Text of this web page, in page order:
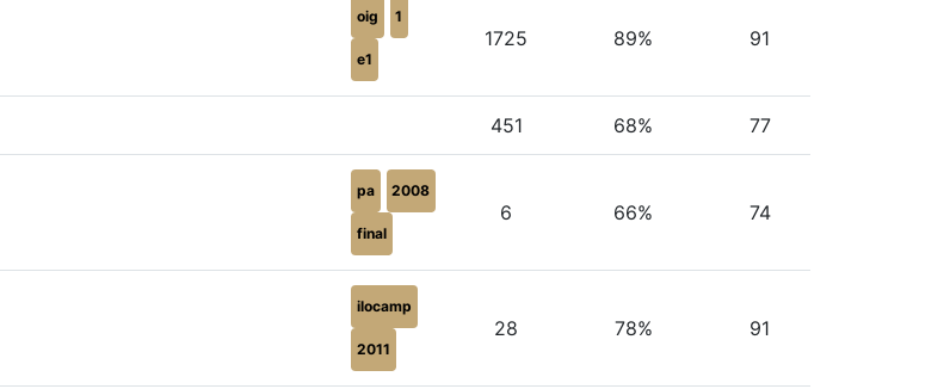
oig 1
e1
1725 89% 91
451 68% 77
pa 2008
final
6 66% 74
ilocamp
2011
28 78% 91